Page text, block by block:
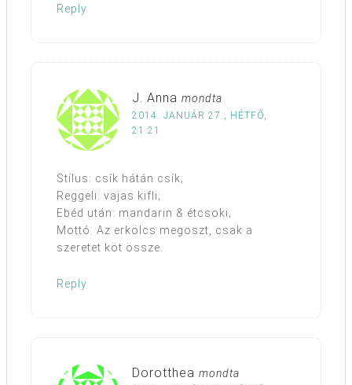
Reply
J. Anna mondta
2014. JANUÁR 27., HÉTFŐ,
21:21
Stílus: csík hátán csík;
Reggeli: vajas kifli;
Ebéd után: mandarin & étcsoki;
Mottó: Az erkölcs megoszt, csak a
szeretet köt össze.
Reply
Dorotthea mondta